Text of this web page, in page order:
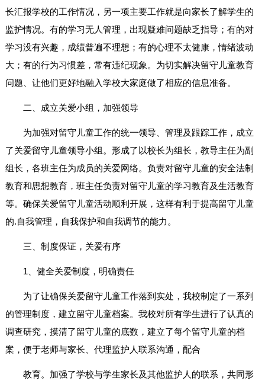
长汇报学校的工作情况，另一项主要工作就是向家长了解学生的
监护情况。有的学习无人管理，出现疑难问题缺乏指导；有的对
学习没有兴趣，成绩普遍不理想；有的心理不太健康，情绪波动
大；有的行为习惯差，常有违纪现象。为切实解决留守儿童教育
问题、让他们更好地融入学校大家庭做了相应的信息准备。
二、成立关爱小组，加强领导
为加强对留守儿童工作的统一领导、管理及跟踪工作，成立
了关爱留守儿童领导小组。形成了以校长为组长，教导主任为副
组长，各班主任为成员的关爱网络。负责对留守儿童的安全法制
教育和思想教育，班主任负责对留守儿童的学习教育及生活教育
等。确保关爱留守儿童活动顺利开展，这样有利于提高留守儿童
的.自我管理，自我保护和自我调节的能力。
三、制度保证，关爱有序
1、健全关爱制度，明确责任
为了让确保关爱留守儿童工作落到实处，我校制定了一系列
的管理制度，建立留守儿童档案。我校对所有学生进行了认真的
调查研究，摸清了留守儿童的底数，建立了每个留守儿童的档
案，便于老师与家长、代理监护人联系沟通，配合
教育。加强了学校与学生家长及其他监护人的联系，共同形